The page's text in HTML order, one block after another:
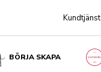
Kundtjänst
BÖRJA SKAPA